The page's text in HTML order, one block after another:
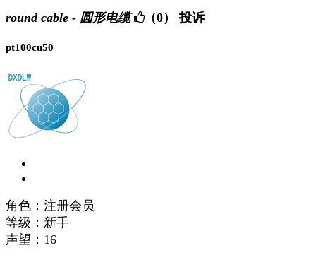
round cable - 圆形电缆 （0） 投诉
pt100cu50
角色：注册会员
等级：新手
声望： 16